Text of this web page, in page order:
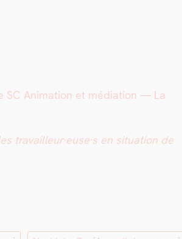
SC Ani­ma­tion et médi­a­tion — La
travailleur·euse·s en sit­u­a­tion de